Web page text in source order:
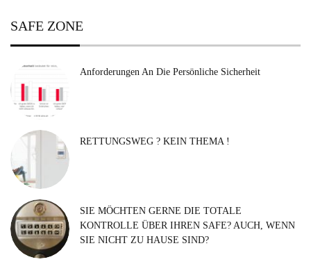
SAFE ZONE
Anforderungen An Die Persönliche Sicherheit
RETTUNGSWEG ? KEIN THEMA !
SIE MÖCHTEN GERNE DIE TOTALE
KONTROLLE ÜBER IHREN SAFE? AUCH, WENN
SIE NICHT ZU HAUSE SIND?